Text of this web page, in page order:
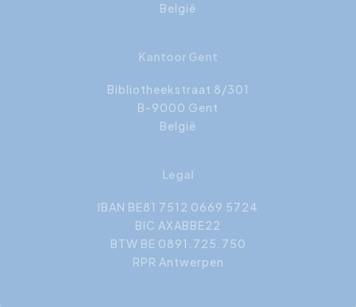
België
Kantoor Gent
Bibliotheekstraat 8/301
B-9000 Gent
België
Legal
IBAN BE81 7512 0669 5724
BIC AXABBE22
BTW BE 0891.725.750
RPR Antwerpen